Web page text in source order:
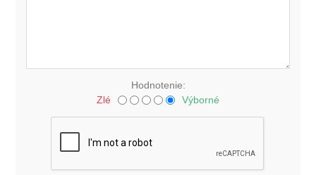
Hodnotenie:
Zlé
Výborné